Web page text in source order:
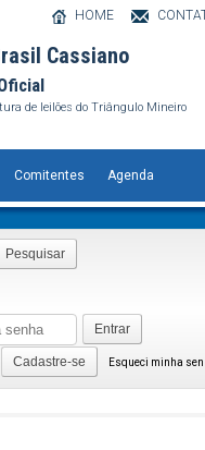
Cassiano
de leilões do Triângulo Mineiro
HOME
Comitentes Agenda
Pesquisar
Entrar
Esqueci minha
Cadastre-se